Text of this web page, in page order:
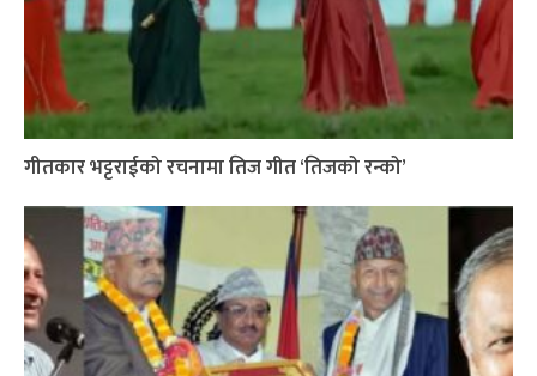
गीतकार भट्टराईको रचनामा तिज गीत ‘तिजको रन्को’